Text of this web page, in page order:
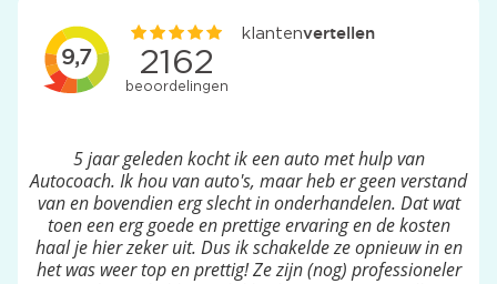
5 jaar geleden kocht ik een auto met hulp van
Autocoach. Ik hou van auto's, maar heb er geen verstand
van en bovendien erg slecht in onderhandelen. Dat wat
toen een erg goede en prettige ervaring en de kosten
haal je hier zeker uit. Dus ik schakelde ze opnieuw in en
het was weer top en prettig! Ze zijn (nog) professioneler